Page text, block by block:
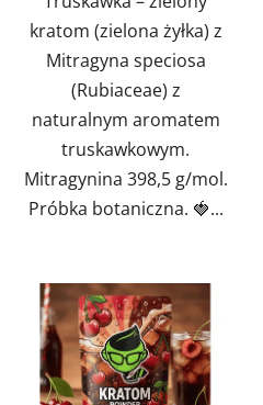
kratom (zielona żyłka) z
Mitragyna speciosa
(Rubiaceae) z
naturalnym aromatem
truskawkowym.
Mitragynina 398,5 g/mol.
Próbka botaniczna. 🍓...